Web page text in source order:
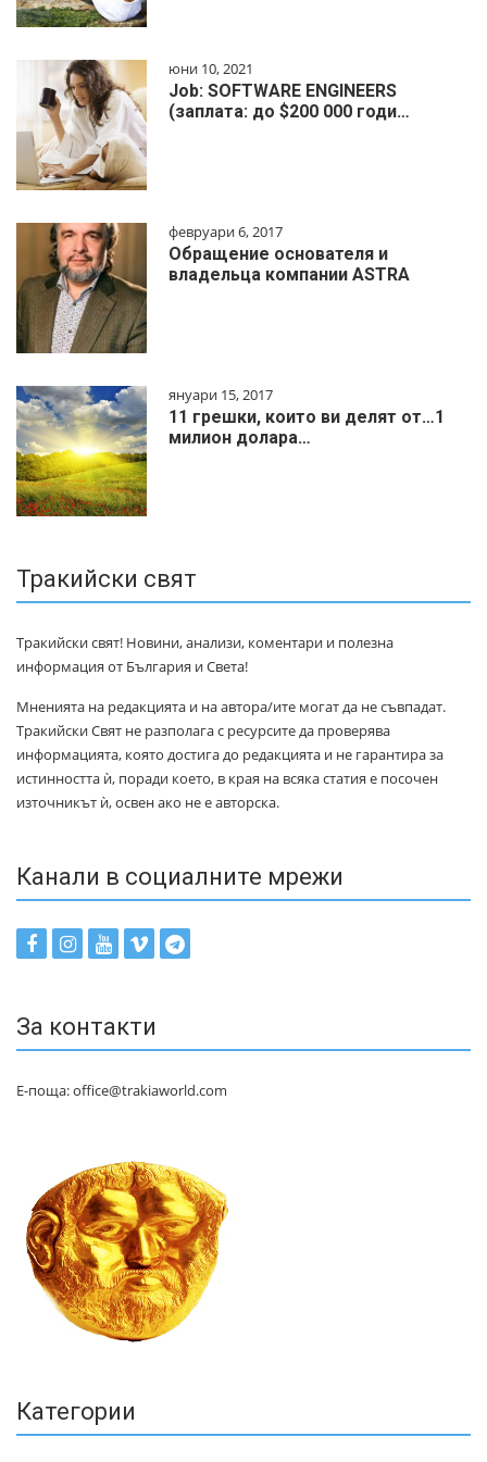
юни 10, 2021
Job: SOFTWARE ENGINEERS
(заплата: до $200 000 годи…
февруари 6, 2017
Обращение основателя и
владельца компании ASTRA
януари 15, 2017
11 грешки, които ви делят от…1
милиoн дoлapa…
Тракийски свят
Тракийски свят! Новини, анализи, коментари и полезна
информация от България и Света!
Мненията на редакцията и на автора/ите могат да не съвпадат.
Тракийски Свят не разполага с ресурсите да проверява
информацията, която достига до редакцията и не гарантира за
истинността ѝ, поради което, в края на всяка статия е посочен
източникът ѝ, освен ако не е авторска.
Канали в социалните мрежи
За контакти
Е-поща: office@trakiaworld.com
Категории